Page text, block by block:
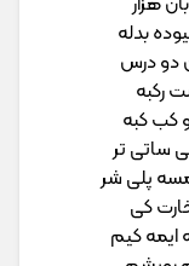
بدله
دو درس
رکبه
کب کبه
ساتی تر
پلی شر
کی
ایمه کیم